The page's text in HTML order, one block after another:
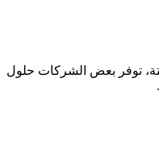
توفر بعض الشركات حلول